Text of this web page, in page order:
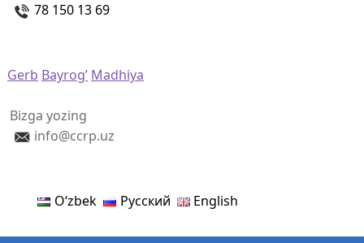
78 150 13 69
Gerb Bayrog’ Madhiya
Bizga yozing
info@ccrp.uz
Oʻzbek Русский English